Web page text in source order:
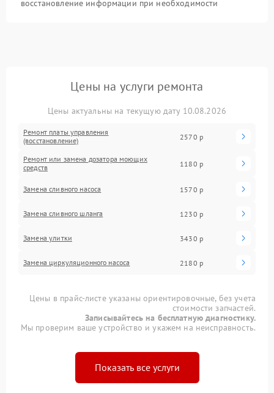
восстановление информации при необходимости
Цены на услуги ремонта
Цены актуальны на текущую дату 10.08.2026
Ремонт платы управления
(восстановление)
2570 р
Ремонт или замена дозатора моющих
средств
1180 р
Замена сливного насоса 1570 р
Замена сливного шланга 1230 р
Замена улитки 3430 р
Замена циркуляционного насоса 2180 р
Цены в прайс-листе указаны ориентировочные, без учета
стоимости запчастей.
Записывайтесь на бесплатную диагностику.
Мы проверим ваше устройство и укажем на неисправность.
Показать все услуги